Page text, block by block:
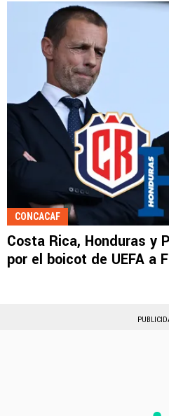
CONCACAF
Costa Rica, Honduras y
por el boicot de UEFA a